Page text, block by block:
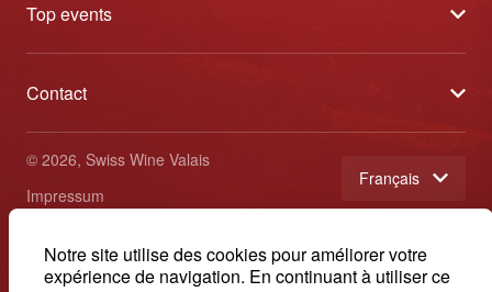
Notre site utilise des cookies pour améliorer votre
expérience de navigation. En continuant à utiliser ce
Blog
Conditions générales de vente
Top events
Caves Ouvertes
Tavolata
Etoiles du Valais
Contact
Swiss Wine Valais - Avenue de la Gare 2 - CP 144 - 1964
Conthey - Suisse
+41 27 345 40 80
© 2026, Swiss Wine Valais
Impressum
français